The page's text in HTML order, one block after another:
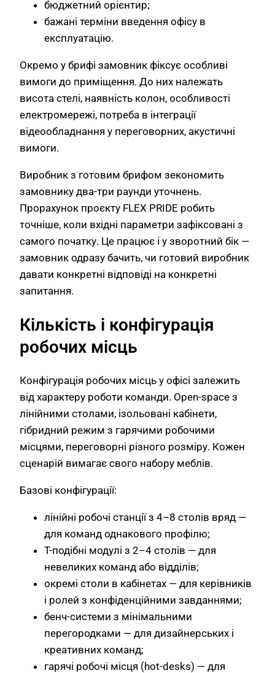
бюджетний орієнтир;
бажані терміни введення офісу в
експлуатацію.
Окремо у брифі замовник фіксує особливі
вимоги до приміщення. До них належать
висота стелі, наявність колон, особливості
електромережі, потреба в інтеграції
відеообладнання у переговорних, акустичні
вимоги.
Виробник з готовим брифом зекономить
замовнику два-три раунди уточнень.
Прорахунок проєкту FLEX PRIDE робить
точніше, коли вхідні параметри зафіксовані з
самого початку. Це працює і у зворотний бік —
замовник одразу бачить, чи готовий виробник
давати конкретні відповіді на конкретні
запитання.
Кількість і конфігурація
робочих місць
Конфігурація робочих місць у офісі залежить
від характеру роботи команди. Open-space з
лінійними столами, ізольовані кабінети,
гібридний режим з гарячими робочими
місцями, переговорні різного розміру. Кожен
сценарій вимагає свого набору меблів.
Базові конфігурації:
лінійні робочі станції з 4–8 столів вряд —
для команд однакового профілю;
T-подібні модулі з 2–4 столів — для
невеликих команд або відділів;
окремі столи в кабінетах — для керівників
і ролей з конфіденційними завданнями;
бенч-системи з мінімальними
перегородками — для дизайнерських і
креативних команд;
гарячі робочі місця (hot-desks) — для